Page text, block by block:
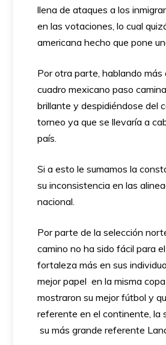
llena de ataques a los
en las votaciones, lo cual
americana hecho que pone
Por otra parte, hablando
cuadro mexicano paso
brillante y despidiéndose del
torneo ya que se llevaría a
país.
Si a esto le sumamos la
su inconsistencia en las
nacional.
Por parte de la selección
camino no ha sido fácil para
fortaleza más en sus
mejor papel en la misma
mostraron su mejor fútbol y
referente en el continente, la
su más grande referente